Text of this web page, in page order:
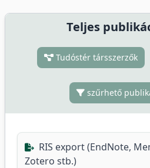
Teljes
Tudóstér társszerzők
szűrhető
RIS export (EndNote,
Zotero stb.)